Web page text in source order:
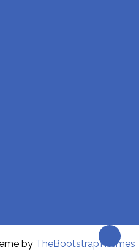
by TheBootstrapThemes